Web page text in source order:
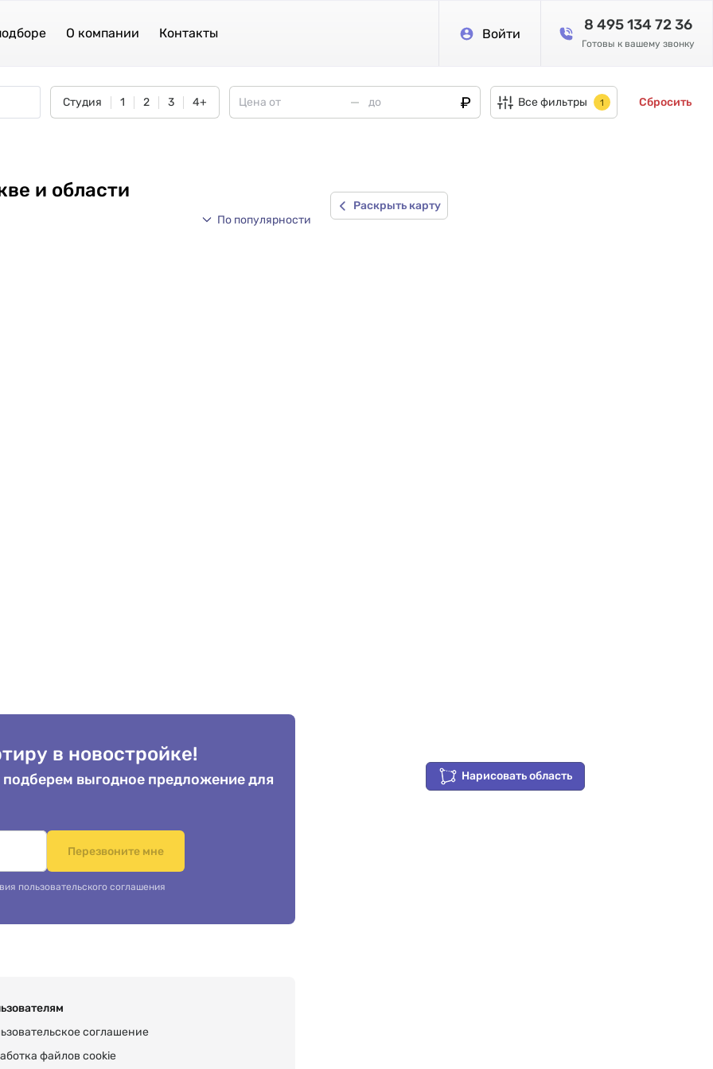
О компании Контакты Войти
8 495 134 72 36
Готовы к вашему звонку
Студия 1 2 3 4+ Все фильтры 1 Сбросить
Нарисовать область
Раскрыть карту
и области
По популярности
в новостройке!
выгодное предложение для
Перезвоните мне
пользовательского соглашения
соглашение
файлов cookie